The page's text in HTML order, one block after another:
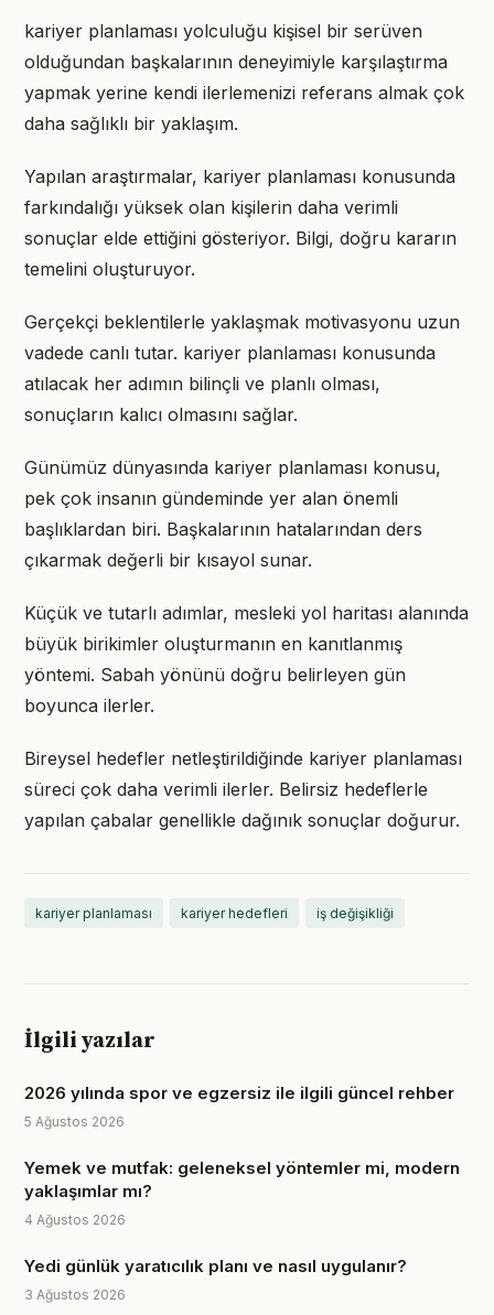
kariyer planlaması yolculuğu kişisel bir serüven
olduğundan başkalarının deneyimiyle karşılaştırma
yapmak yerine kendi ilerlemenizi referans almak çok
daha sağlıklı bir yaklaşım.
Yapılan araştırmalar, kariyer planlaması konusunda
farkındalığı yüksek olan kişilerin daha verimli
sonuçlar elde ettiğini gösteriyor. Bilgi, doğru kararın
temelini oluşturuyor.
Gerçekçi beklentilerle yaklaşmak motivasyonu uzun
vadede canlı tutar. kariyer planlaması konusunda
atılacak her adımın bilinçli ve planlı olması,
sonuçların kalıcı olmasını sağlar.
Günümüz dünyasında kariyer planlaması konusu,
pek çok insanın gündeminde yer alan önemli
başlıklardan biri. Başkalarının hatalarından ders
çıkarmak değerli bir kısayol sunar.
Küçük ve tutarlı adımlar, mesleki yol haritası alanında
büyük birikimler oluşturmanın en kanıtlanmış
yöntemi. Sabah yönünü doğru belirleyen gün
boyunca ilerler.
Bireysel hedefler netleştirildiğinde kariyer planlaması
süreci çok daha verimli ilerler. Belirsiz hedeflerle
yapılan çabalar genellikle dağınık sonuçlar doğurur.
kariyer planlaması kariyer hedefleri iş değişikliği
İlgili yazılar
2026 yılında spor ve egzersiz ile ilgili güncel rehber
5 Ağustos 2026
Yemek ve mutfak: geleneksel yöntemler mi, modern
yaklaşımlar mı?
4 Ağustos 2026
Yedi günlük yaratıcılık planı ve nasıl uygulanır?
3 Ağustos 2026